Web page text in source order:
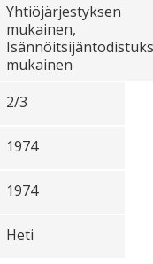
Yhtiöjärjestyksen
mukainen,
mukainen
2/3
1974
1974
Heti